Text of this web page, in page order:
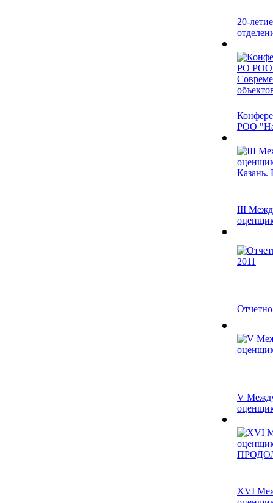
20-
РОО
III
V
XVI